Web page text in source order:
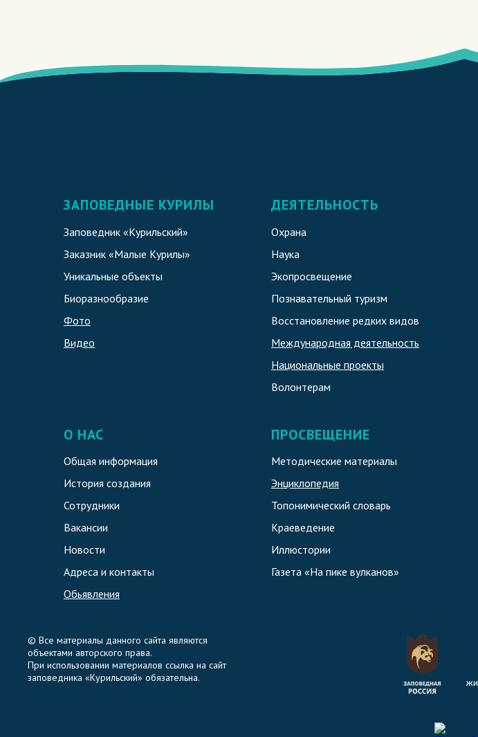
ЗАПОВЕДНЫЕ КУРИЛЫ
Заповедник «Курильский»
Заказник «Малые Курилы»
Уникальные объекты
Биоразнообразие
Фото
Видео
ДЕЯТЕЛЬНОСТЬ
Охрана
Наука
Экопросвещение
Познавательный туризм
Восстановление редких видов
Международная деятельность
Национальные проекты
Волонтерам
О НАС
Общая информация
История создания
Сотрудники
Вакансии
Новости
Адреса и контакты
Обьявления
ПРОСВЕЩЕНИЕ
Методические материалы
Энциклопедия
Топонимический словарь
Краеведение
Иллюстории
Газета «На пике вулканов»
© Все материалы данного сайта являются
объектами авторского права.
При использовании материалов ссылка на сайт
заповедника «Курильский» обязательна.